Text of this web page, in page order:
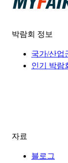
박람회 정보
국가/산업
인기 박람
자료
블로그